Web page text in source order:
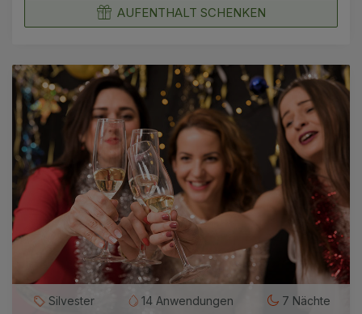
AUFENTHALT SCHENKEN
Silvester 14 Anwendungen 7 Nächte